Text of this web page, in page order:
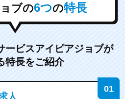
ブの6つの特長
ービスアイピアジョブが
特長をご紹介
人